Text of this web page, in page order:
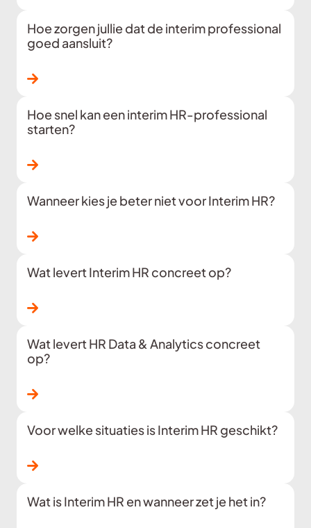
Hoe zorgen jullie dat de interim professional
goed aansluit?
Lees verder
Hoe snel kan een interim HR-professional
starten?
Lees verder
Wanneer kies je beter niet voor Interim HR?
Lees verder
Wat levert Interim HR concreet op?
Lees verder
Wat levert HR Data & Analytics concreet
op?
Lees verder
Voor welke situaties is Interim HR geschikt?
Lees verder
Wat is Interim HR en wanneer zet je het in?